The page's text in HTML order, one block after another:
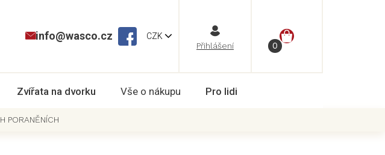
CZK
NÁKUPNÍ
info@wasco.cz
Zvířata na dvorku Vše o nákupu Pro lidi
PORANĚNÍCH